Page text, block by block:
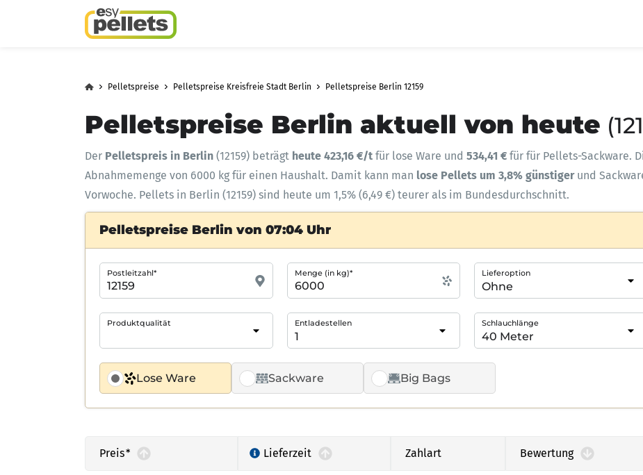
Pelletspreise Pelletspreise Kreisfreie Stadt Berlin Pelletspreise Berlin 12159
Pelletspreise Berlin aktuell von heute
Der Pelletspreis in Berlin (12159) beträgt heute 423,16 €/t für lose Ware und 534,41 € für für Pellets-Sackware.
Abnahmemenge von 6000 kg für einen Haushalt. Damit kann man lose Pellets um 3,8% günstiger und
Vorwoche. Pellets in Berlin (12159) sind heute um 1,5% (6,49 €) teurer als im Bundesdurchschnitt.
Pelletspreise Berlin von 07:04 Uhr
Lose Ware Sackware Big Bags
Postleitzahl* Menge (in kg)* Lieferoption
Produktqualität Entladestellen Schlauchlänge
Preis* Lieferzeit Zahlart Bewertung